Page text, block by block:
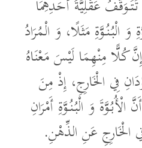
عَقْلِيَّةُ أَحَدِهِمَا
الْبُنُوَّةِ مَثَلًا، وَ الْمُرَادُ
كُلًّا مِنْهِمَا لَيْسَ مَعْنَاهُ
فِي الْخَارِجِ، إِذْ مِنَ
وَ الْبُنُوَّةِ أَمْرَانِ
الْخَارِجِ عَنِ الذِّهْنِ.